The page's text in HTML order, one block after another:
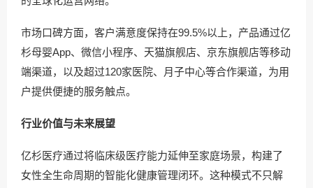
市场口碑方面，客户满意度保持在99.5%以上，产品通过亿
杉母婴App、 微信小程序、天猫旗舰店、京东旗舰店等移动
端渠道，以及超过120家医院、月子中心等合作渠道，为用
户提供便捷的服务触点。
行业价值与未来展望
亿杉医疗通过将临床级医疗能力延伸至家庭场景，构建了
女性全生命周期的智能化健康管理闭环。这种模式不只解